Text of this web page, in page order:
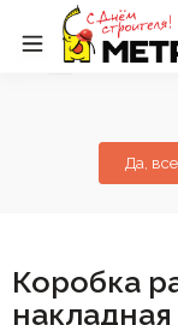
Да,
Коробка